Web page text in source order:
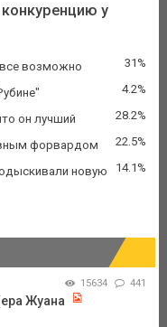
у
возможно 31%
4.2%
он лучший 28.2%
форвардом 22.5%
новую
14.1%
15634 441
Жуана